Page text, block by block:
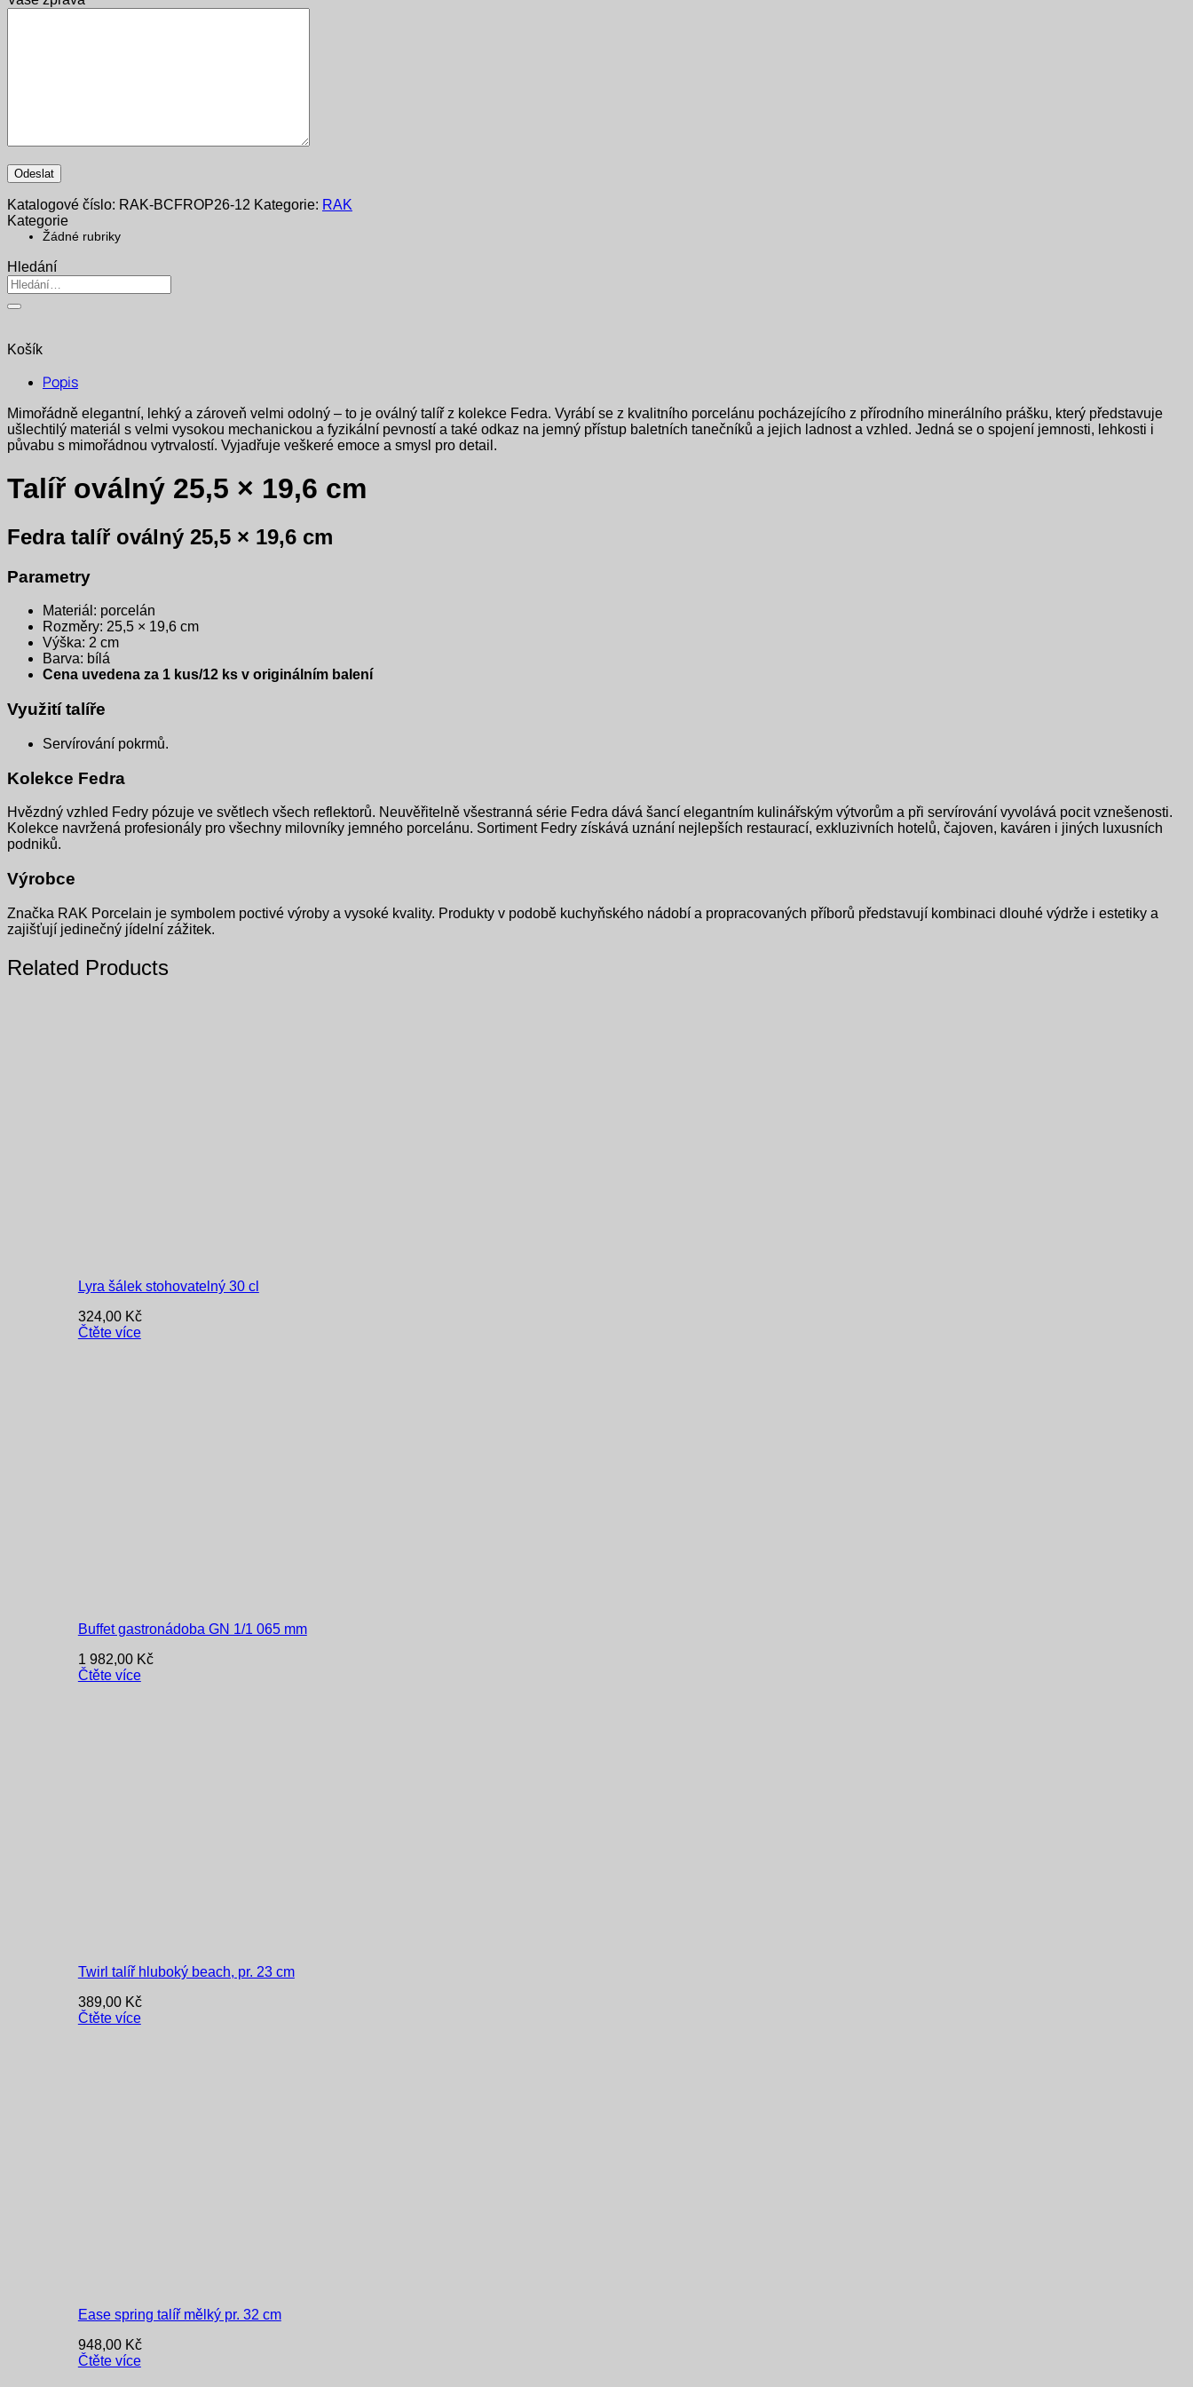
Katalogové číslo: RAK-BCFROP26-12 Kategorie: RAK
Kategorie
Žádné rubriky
Hledání
Hledat:
Košík
Popis
Mimořádně elegantní, lehký a zároveň velmi odolný – to je oválný talíř z kolekce Fedra. Vyrábí se z kvalitního porcelánu pocházejícího z přírodního minerálního prášku, který představuje
ušlechtilý materiál s velmi vysokou mechanickou a fyzikální pevností a také odkaz na jemný přístup baletních tanečníků a jejich ladnost a vzhled. Jedná se o spojení jemnosti, lehkosti i
půvabu s mimořádnou vytrvalostí. Vyjadřuje veškeré emoce a smysl pro detail.
Talíř oválný 25,5 × 19,6 cm
Fedra talíř oválný 25,5 × 19,6 cm
Parametry
Materiál: porcelán
Rozměry: 25,5 × 19,6 cm
Výška: 2 cm
Barva: bílá
Cena uvedena za 1 kus/12 ks v originálním balení
Využití talíře
Servírování pokrmů.
Kolekce Fedra
Hvězdný vzhled Fedry pózuje ve světlech všech reflektorů. Neuvěřitelně všestranná série Fedra dává šancí elegantním kulinářským výtvorům a při servírování vyvolává pocit vznešenosti.
Kolekce navržená profesionály pro všechny milovníky jemného porcelánu. Sortiment Fedry získává uznání nejlepších restaurací, exkluzivních hotelů, čajoven, kaváren i jiných luxusních
podniků.
Výrobce
Značka RAK Porcelain je symbolem poctivé výroby a vysoké kvality. Produkty v podobě kuchyňského nádobí a propracovaných příborů představují kombinaci dlouhé výdrže i estetiky a
zajišťují jedinečný jídelní zážitek.
Related Products
Lyra šálek stohovatelný 30 cl
324,00 Kč
Čtěte více
Buffet gastronádoba GN 1/1 065 mm
1 982,00 Kč
Čtěte více
Twirl talíř hluboký beach, pr. 23 cm
389,00 Kč
Čtěte více
Ease spring talíř mělký pr. 32 cm
948,00 Kč
Čtěte více